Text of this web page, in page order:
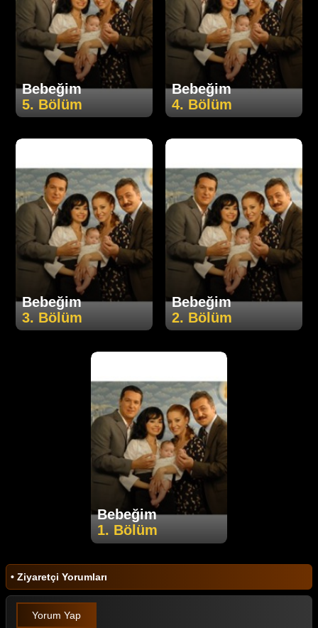
Bebeğim
5. Bölüm
Bebeğim
4. Bölüm
Bebeğim
3. Bölüm
Bebeğim
2. Bölüm
Bebeğim
1. Bölüm
• Ziyaretçi Yorumları
Yorum Yap